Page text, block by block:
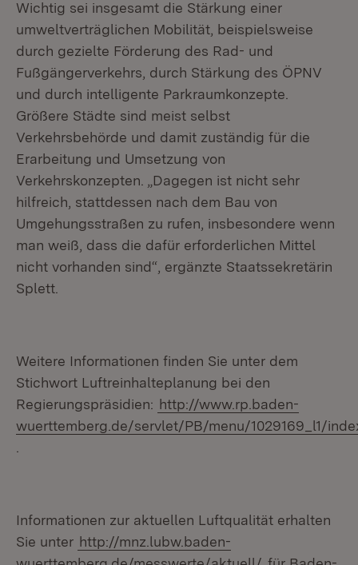
Wichtig sei insgesamt die Stärkung einer
umweltverträglichen Mobilität, beispielsweise
durch gezielte Förderung des Rad- und
Fußgängerverkehrs, durch Stärkung des ÖPNV
und durch intelligente Parkraumkonzepte.
Größere Städte sind meist selbst
Verkehrsbehörde und damit zuständig für die
Erarbeitung und Umsetzung von
Verkehrskonzepten. „Dagegen ist nicht sehr
hilfreich, stattdessen nach dem Bau von
Umgehungsstraßen zu rufen, insbesondere wenn
man weiß, dass die dafür erforderlichen Mittel
nicht vorhanden sind“, ergänzte Staatssekretärin
Splett.
Weitere Informationen finden Sie unter dem
Stichwort Luftreinhalteplanung bei den
Regierungspräsidien: http://www.rp.baden-
wuerttemberg.de/servlet/PB/menu/1029169_l1/
Informationen zur aktuellen Luftqualität erhalten
Sie unter http://mnz.lubw.baden-